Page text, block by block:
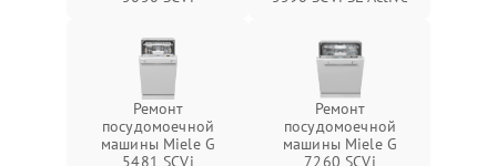
Ремонт
посудомоечной
машины Miele G
5481 SCVi
Ремонт
посудомоечной
машины Miele G
7260 SCVi